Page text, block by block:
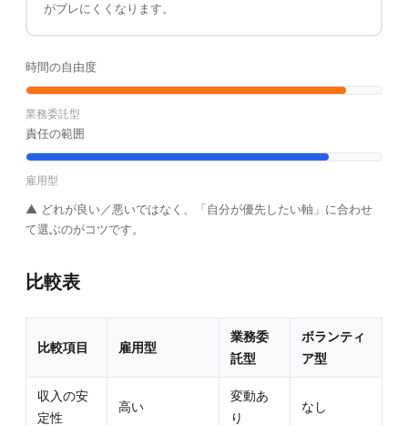
がブレにくくなります。
時間の自由度
業務委託型
責任の範囲
雇用型
▲ どれが良い／悪いではなく、「自分が優先したい軸」に合わせ
て選ぶのがコツです。
比較表
比較項目 雇用型
業務委
託型
ボランティ
ア型
収入の安
定性
高い
変動あ
り
なし